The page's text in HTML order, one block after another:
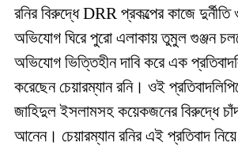
রনির বিরুদ্ধে DRR প্রকল্পের কাজে
অভিযোগ ঘিরে পুরো এলাকায় তুমুল গুঞ্জন
অভিযোগ ভিত্তিহীন দাবি করে এক
করেছেন চেয়ারম্যান রনি। ওই
জাহিদুল ইসলামসহ কয়েকজনের বিরুদ্ধে
আনেন। চেয়ারম্যান রনির এই প্রতিবাদ